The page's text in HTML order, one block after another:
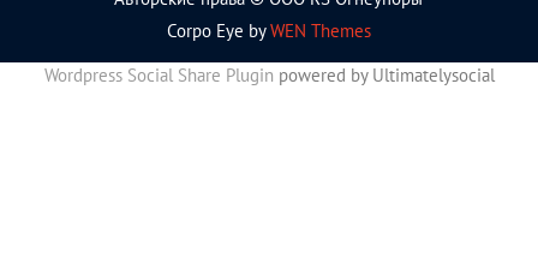
Corpo Eye byWEN Themes
Wordpress Social Share Plugin powered by Ultimatelysocial